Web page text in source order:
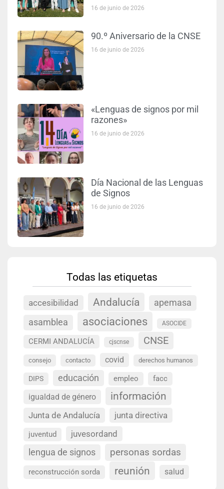
16 de junio de 2026
90.º Aniversario de la CNSE
16 de junio de 2026
«Lenguas de signos por mil
razones»
16 de junio de 2026
Día Nacional de las Lenguas
de Signos
16 de junio de 2026
Todas las etiquetas
accesibilidad Andalucía
apemasa
asamblea
asociaciones ASOCIDE
CERMI ANDALUCÍA cjscnse CNSE
consejo contacto covid derechos humanos
DIPS educación empleo facc
igualdad de género información
Junta de Andalucía junta directiva
juventud juvesordand
lengua de signos personas sordas
reconstrucción sorda reunión salud